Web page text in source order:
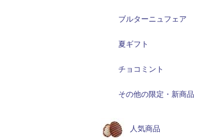
ブルターニュフェア
夏ギフト
チョコミント
その他の限定・新商品
人気商品